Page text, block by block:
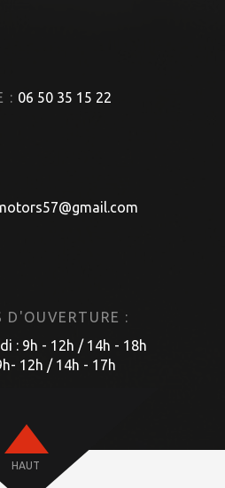
: 06 50 35 15 22
D'OUVERTURE :
: 9h - 12h / 14h - 18h
12h / 14h - 17h
HAUT